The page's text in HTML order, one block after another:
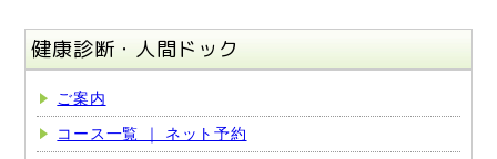
健康診断・人間ドック
ご案内
コース一覧 ｜ ネット予約